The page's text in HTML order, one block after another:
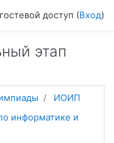
доступ (Вход)
этап
ИОИП
информатике и